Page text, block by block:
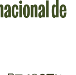
de